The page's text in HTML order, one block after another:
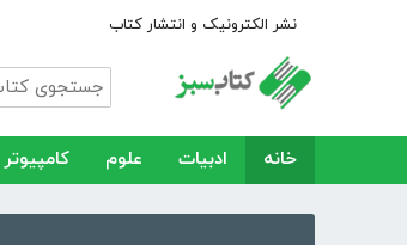
نشر الکترونیک و انتشار کتاب
خانه ادبیات علوم کامپیوتر